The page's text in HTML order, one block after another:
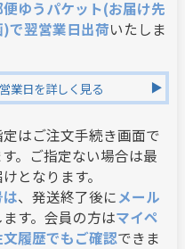
ゆうパケット(お届け先
で翌営業日出荷いたしま
営業日を詳しく見る
はご注文手続き画面で
。ご指定ない場合は最
となります。
、発送終了後にメール
ます。会員の方はマイペ
履歴でもご確認できま